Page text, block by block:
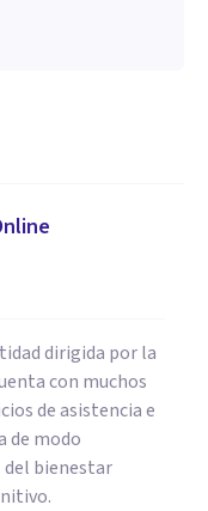
dirigida por la
con muchos
de asistencia e
de modo
del bienestar